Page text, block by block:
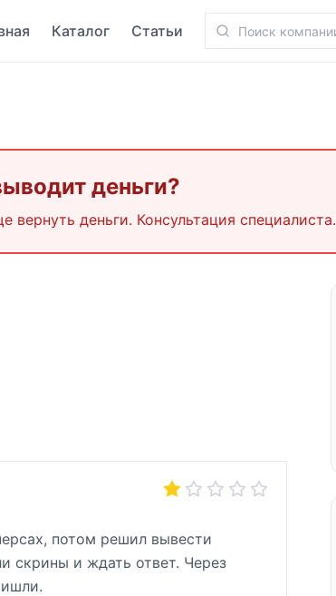
Каталог Статьи
деньги?
деньги. Консультация специалиста.
потом решил вывести
скрины и ждать ответ. Через